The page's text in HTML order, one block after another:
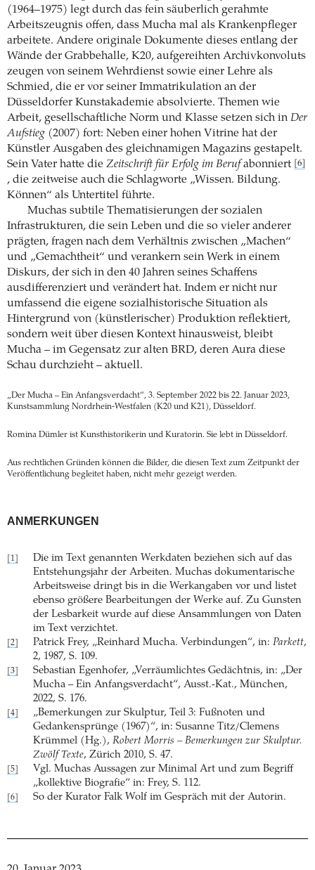
(1964–1975) legt durch das fein säuberlich gerahmte
Arbeitszeugnis offen, dass Mucha mal als Krankenpfleger
arbeitete. Andere originale Dokumente dieses entlang der
Wände der Grabbehalle, K20, aufgereihten Archivkonvoluts
zeugen von seinem Wehrdienst sowie einer Lehre als
Schmied, die er vor seiner Immatrikulation an der
Düsseldorfer Kunstakademie absolvierte. Themen wie
Arbeit, gesellschaftliche Norm und Klasse setzen sich in Der
Aufstieg (2007) fort: Neben einer hohen Vitrine hat der
Künstler Ausgaben des gleichnamigen Magazins gestapelt.
Sein Vater hatte die Zeitschrift für Erfolg im Berufabonniert [6]
, die zeitweise auch die Schlagworte „Wissen. Bildung.
Können“ als Untertitel führte.
Muchas subtile Thematisierungen der sozialen
Infrastrukturen, die sein Leben und die so vieler anderer
prägten, fragen nach dem Verhältnis zwischen „Machen“
und „Gemachtheit“ und verankern sein Werk in einem
Diskurs, der sich in den 40 Jahren seines Schaffens
ausdifferenziert und verändert hat. Indem er nicht nur
umfassend die eigene sozialhistorische Situation als
Hintergrund von (künstlerischer) Produktion reflektiert,
sondern weit über diesen Kontext hinausweist, bleibt
Mucha – im Gegensatz zur alten BRD, deren Aura diese
Schau durchzieht – aktuell.
„Der Mucha – Ein Anfangsverdacht“, 3. September 2022 bis 22. Januar 2023,
Kunstsammlung Nordrhein-Westfalen (K20 und K21), Düsseldorf.
Romina Dümler ist Kunsthistorikerin und Kuratorin. Sie lebt in Düsseldorf.
Aus rechtlichen Gründen können die Bilder, die diesen Text zum Zeitpunkt der
Veröffentlichung begleitet haben, nicht mehr gezeigt werden.
ANMERKUNGEN
[1]
Die im Text genannten Werkdaten beziehen sich auf das
Entstehungsjahr der Arbeiten. Muchas dokumentarische
Arbeitsweise dringt bis in die Werkangaben vor und listet
ebenso größere Bearbeitungen der Werke auf. Zu Gunsten
der Lesbarkeit wurde auf diese Ansammlungen von Daten
im Text verzichtet.
[2] Patrick Frey, „Reinhard Mucha. Verbindungen“, in: Parkett,
2, 1987, S. 109.
[3]
Sebastian Egenhofer, „Verräumlichtes Gedächtnis, in: „Der
Mucha – Ein Anfangsverdacht“, Ausst.-Kat., München,
2022, S. 176.
[4]
„Bemerkungen zur Skulptur, Teil 3: Fußnoten und
Gedankensprünge (1967)“, in: Susanne Titz/Clemens
Krümmel (Hg.), Robert Morris – Bemerkungen zur Skulptur.
Zwölf Texte, Zürich 2010, S. 47.
[5]
Vgl. Muchas Aussagen zur Minimal Art und zum Begriff
„kollektive Biografie“ in: Frey, S. 112.
[6] So der Kurator Falk Wolf im Gespräch mit der Autorin.